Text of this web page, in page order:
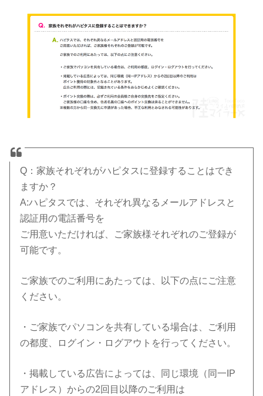
Q：家族それぞれがハピタスに登録することはでき
ますか？
A:ハピタスでは、それぞれ異なるメールアドレスと
認証用の電話番号を
ご用意いただければ、ご家族様それぞれのご登録が
可能です。
ご家族でのご利用にあたっては、以下の点にご注意
ください。
・ご家族でパソコンを共有している場合は、ご利用
の都度、ログイン・ログアウトを行ってください。
・掲載している広告によっては、同じ環境（同一IP
アドレス）からの2回目以降のご利用は